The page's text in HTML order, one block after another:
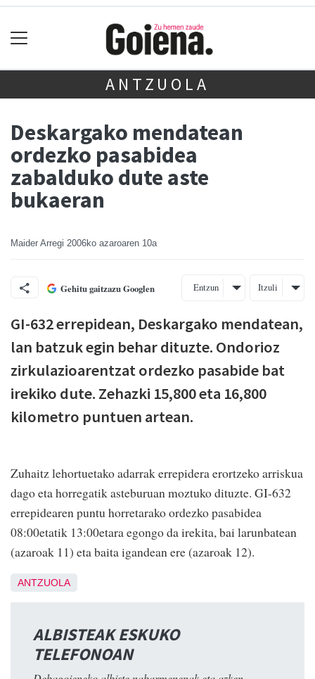
ANTZUOLA
Deskargako mendatean
ordezko pasabidea
zabalduko dute aste
bukaeran
Maider Arregi 2006ko azaroaren 10a
Gehitu gaitzazu Googlen Entzun Itzuli
GI-632 errepidean, Deskargako mendatean,
lan batzuk egin behar dituzte. Ondorioz
zirkulazioarentzat ordezko pasabide bat
irekiko dute. Zehazki 15,800 eta 16,800
kilometro puntuen artean.
Zuhaitz lehortuetako adarrak errepidera erortzeko arriskua
dago eta horregatik asteburuan moztuko dituzte. GI-632
errepidearen puntu horretarako ordezko pasabidea
08:00etatik 13:00etara egongo da irekita, bai larunbatean
(azaroak 11) eta baita igandean ere (azaroak 12).
ANTZUOLA
ALBISTEAK ESKUKO
TELEFONOAN